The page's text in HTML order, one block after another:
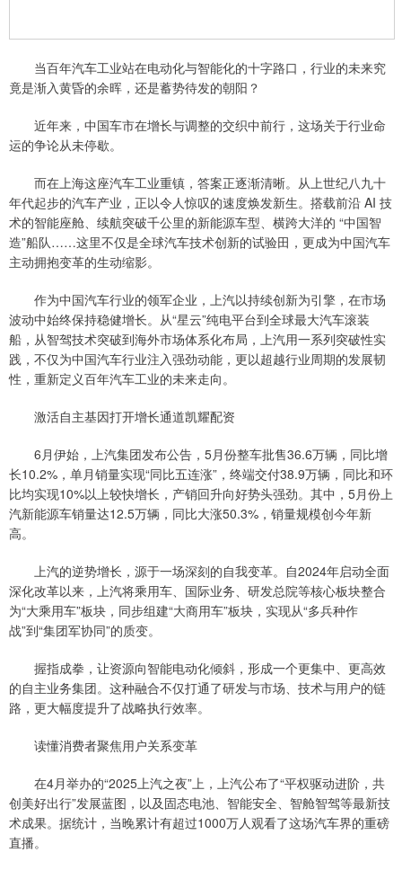
当百年汽车工业站在电动化与智能化的十字路口，行业的未来究
竟是渐入黄昏的余晖，还是蓄势待发的朝阳？
近年来，中国车市在增长与调整的交织中前行，这场关于行业命
运的争论从未停歇。
而在上海这座汽车工业重镇，答案正逐渐清晰。从上世纪八九十
年代起步的汽车产业，正以令人惊叹的速度焕发新生。搭载前沿 AI 技
术的智能座舱、续航突破千公里的新能源车型、横跨大洋的 “中国智
造”船队……这里不仅是全球汽车技术创新的试验田，更成为中国汽车
主动拥抱变革的生动缩影。
作为中国汽车行业的领军企业，上汽以持续创新为引擎，在市场
波动中始终保持稳健增长。从“星云”纯电平台到全球最大汽车滚装
船，从智驾技术突破到海外市场体系化布局，上汽用一系列突破性实
践，不仅为中国汽车行业注入强劲动能，更以超越行业周期的发展韧
性，重新定义百年汽车工业的未来走向。
激活自主基因打开增长通道凯耀配资
6月伊始，上汽集团发布公告，5月份整车批售36.6万辆，同比增
长10.2%，单月销量实现“同比五连涨”，终端交付38.9万辆，同比和环
比均实现10%以上较快增长，产销回升向好势头强劲。其中，5月份上
汽新能源车销量达12.5万辆，同比大涨50.3%，销量规模创今年新
高。
上汽的逆势增长，源于一场深刻的自我变革。自2024年启动全面
深化改革以来，上汽将乘用车、国际业务、研发总院等核心板块整合
为“大乘用车”板块，同步组建“大商用车”板块，实现从“多兵种作
战”到“集团军协同”的质变。
握指成拳，让资源向智能电动化倾斜，形成一个更集中、更高效
的自主业务集团。这种融合不仅打通了研发与市场、技术与用户的链
路，更大幅度提升了战略执行效率。
读懂消费者聚焦用户关系变革
在4月举办的“2025上汽之夜”上，上汽公布了“平权驱动进阶，共
创美好出行”发展蓝图，以及固态电池、智能安全、智舱智驾等最新技
术成果。据统计，当晚累计有超过1000万人观看了这场汽车界的重磅
直播。